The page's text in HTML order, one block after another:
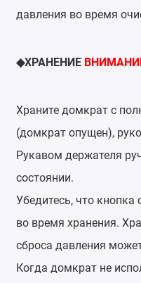
давления во время
◆ХРАНЕНИЕ
Храните домкрат с
(домкрат опущен),
Рукавом держателя
состоянии.
Убедитесь, что кнопка
во время хранения.
сброса давления
Когда домкрат не